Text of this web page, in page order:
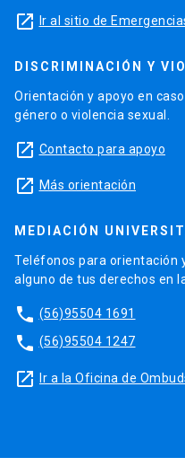
launch Ir al sitio de
DISCRIMINACIÓN Y
Orientación y apoyo en
género o violencia sexual.
launch Contacto para apoyo
launch Más orientación
MEDIACIÓN
Teléfonos para orientación
alguno de tus derechos en
phone (56)95504 1691
phone (56)95504 1247
launch Ir a la Oficina de